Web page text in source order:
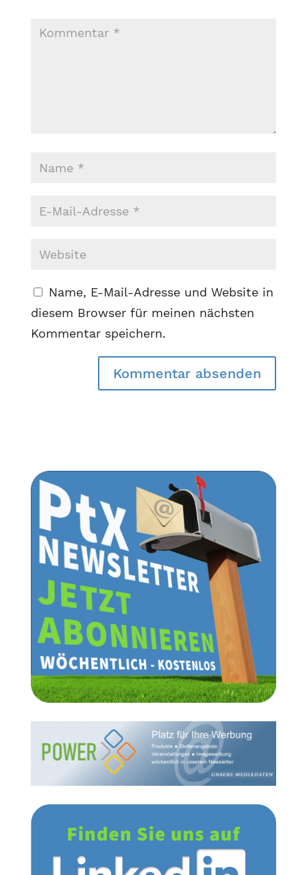
Name, E-Mail-Adresse und Website in
diesem Browser für meinen nächsten
Kommentar speichern.